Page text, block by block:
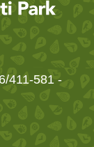
411-581 -